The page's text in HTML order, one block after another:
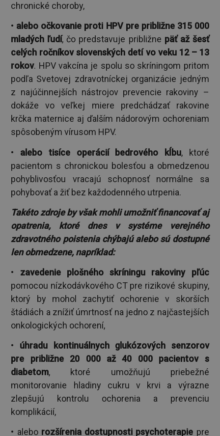
chronické choroby,
• alebo očkovanie proti HPV pre približne 315 000
mladých ľudí, čo predstavuje približne päť až šesť
celých ročníkov slovenských detí vo veku 12 – 13
rokov. HPV vakcína je spolu so skríningom pritom
podľa Svetovej zdravotníckej organizácie jedným
z najúčinnejších nástrojov prevencie rakoviny –
dokáže vo veľkej miere predchádzať rakovine
krčka maternice aj ďalším nádorovým ochoreniam
spôsobeným vírusom HPV.
• alebo tisíce operácií bedrového kĺbu, ktoré
pacientom s chronickou bolesťou a obmedzenou
pohyblivosťou vracajú schopnosť normálne sa
pohybovať a žiť bez každodenného utrpenia.
Takéto zdroje by však mohli umožniť financovať aj
opatrenia, ktoré dnes v systéme verejného
zdravotného poistenia chýbajú alebo sú dostupné
len obmedzene, napríklad:
• zavedenie plošného skríningu rakoviny pľúc
pomocou nízkodávkového CT pre rizikové skupiny,
ktorý by mohol zachytiť ochorenie v skorších
štádiách a znížiť úmrtnosť na jedno z najčastejších
onkologických ochorení,
• úhradu kontinuálnych glukózových senzorov
pre približne 20 000 až 40 000 pacientov s
diabetom, ktoré umožňujú priebežné
monitorovanie hladiny cukru v krvi a výrazne
zlepšujú kontrolu ochorenia a prevenciu
komplikácií,
• alebo rozšírenia dostupnosti psychoterapie pre